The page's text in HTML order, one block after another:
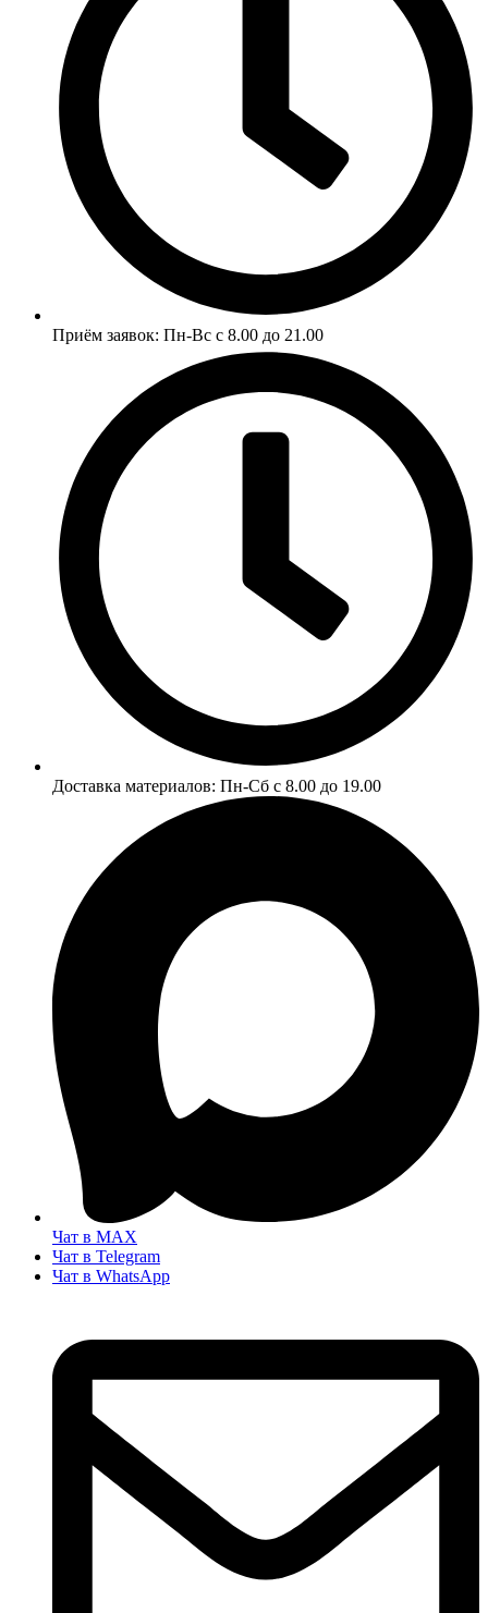
Приём заявок: Пн-Вс с 8.00 до 21.00
Доставка материалов: Пн-Сб с 8.00 до 19.00
Чат в MAX
Чат в Telegram
Чат в WhatsApp